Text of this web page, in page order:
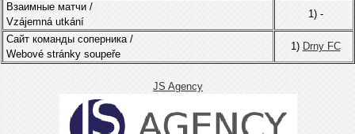
Взаимные матчи /
Vzájemná utkání
1) -
Сайт команды соперника /
Webové stránky soupeře
1) Drny FC
JS Agency